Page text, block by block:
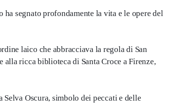
ha segnato profondamente la vita e le opere del
laico che abbracciava la regola di San
alla ricca biblioteca di Santa Croce a Firenze,
Oscura, simbolo dei peccati e delle